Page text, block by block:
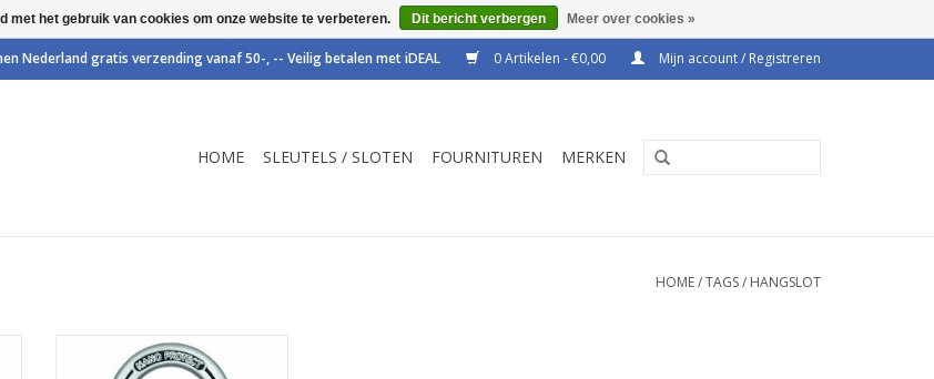
0 Artikelen - €0,00 Mijn account / Registreren
HOME SLEUTELS / SLOTEN FOURNITUREN MERKEN
HOME/TAGS/ HANGSLOT
Abus titalium hangslot 30mm met
hardstalen beugel.
met het gebruik van cookies om onze website te verbeteren. Dit bericht verbergen Meer over cookies »